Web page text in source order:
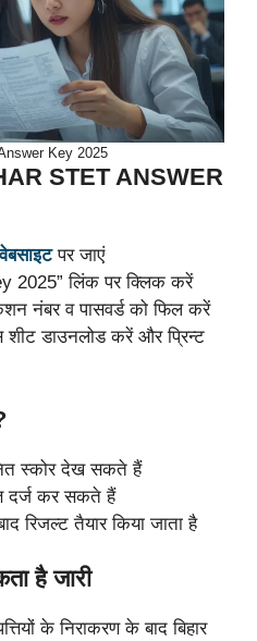
Key 2025
STET ANSWER
पर जाएं
2025” लिंक पर क्लिक करें
नंबर व पासवर्ड को फिल करें
शीट डाउनलोड करें और प्रिन्ट
स्कोर देख सकते हैं
दर्ज कर सकते हैं
रिजल्ट तैयार किया जाता है
है जारी
के निराकरण के बाद बिहार